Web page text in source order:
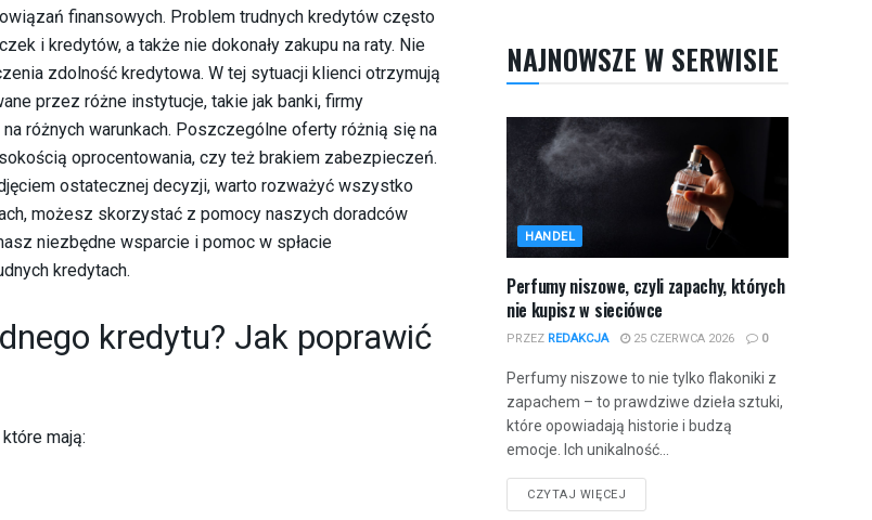
finansowych. Problem trudnych kredytów często
i kredytów, a także nie dokonały zakupu na raty. Nie
zdolność kredytowa. W tej sytuacji klienci otrzymują
przez różne instytucje, takie jak banki, firmy
różnych warunkach. Poszczególne oferty różnią się na
oprocentowania, czy też brakiem zabezpieczeń.
ostatecznej decyzji, warto rozważyć wszystko
możesz skorzystać z pomocy naszych doradców
niezbędne wsparcie i pomoc w spłacie
kredytach.
kredytu? Jak poprawić
mają:
NAJNOWSZE W SERWISIE
HANDEL
Perfumy niszowe, czyli zapachy, których
nie kupisz w sieciówce
PRZEZ REDAKCJA 25 CZERWCA 2026 0
Perfumy niszowe to nie tylko flakoniki z
zapachem – to prawdziwe dzieła sztuki,
które opowiadają historie i budzą
emocje. Ich unikalność...
CZYTAJ WIĘCEJ